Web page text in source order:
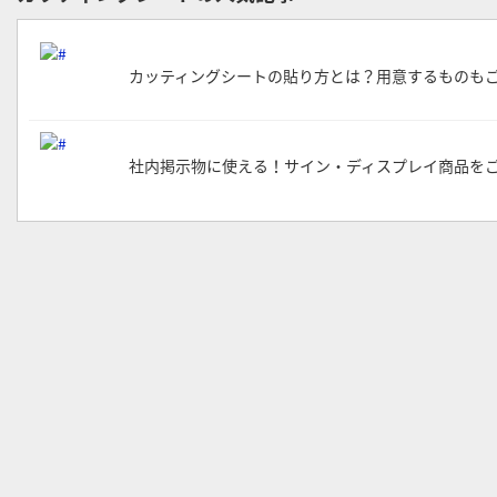
カッティングシートの貼り方とは？用意するものも
社内掲示物に使える！サイン・ディスプレイ商品をご